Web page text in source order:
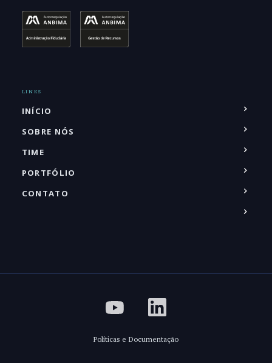
LINKS
INÍCIO
SOBRE NÓS
TIME
PORTFÓLIO
CONTATO
Políticas e Documentação